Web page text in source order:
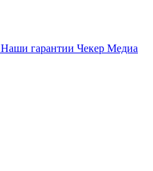
Наши гарантии Чекер Медиа